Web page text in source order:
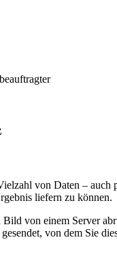
von Daten –
liefern zu können.
von einem Server
von dem Sie